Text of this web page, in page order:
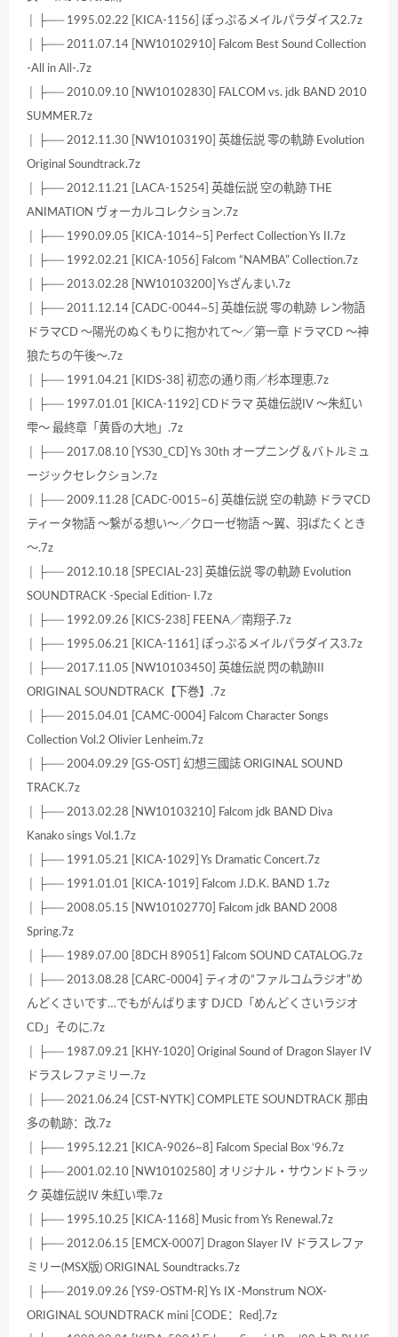
│ ├── 1995.02.22 [KICA-1156] ぽっぷるメイルパラダイス2.7z
│ ├── 2011.07.14 [NW10102910] Falcom Best Sound Collection
-All in All-.7z
│ ├── 2010.09.10 [NW10102830] FALCOM vs. jdk BAND 2010
SUMMER.7z
│ ├── 2012.11.30 [NW10103190] 英雄伝説 零の軌跡 Evolution
Original Soundtrack.7z
│ ├── 2012.11.21 [LACA-15254] 英雄伝説 空の軌跡 THE
ANIMATION ヴォーカルコレクション.7z
│ ├── 1990.09.05 [KICA-1014~5] Perfect Collection Ys II.7z
│ ├── 1992.02.21 [KICA-1056] Falcom “NAMBA” Collection.7z
│ ├── 2013.02.28 [NW10103200] Ysざんまい.7z
│ ├── 2011.12.14 [CADC-0044~5] 英雄伝説 零の軌跡 レン物語
ドラマCD ～陽光のぬくもりに抱かれて～／第一章 ドラマCD ～神
狼たちの午後～.7z
│ ├── 1991.04.21 [KIDS-38] 初恋の通り雨／杉本理恵.7z
│ ├── 1997.01.01 [KICA-1192] CDドラマ 英雄伝説IV ～朱紅い
雫～ 最終章「黄昏の大地」.7z
│ ├── 2017.08.10 [YS30_CD] Ys 30th オープニング＆バトルミュ
ージックセレクション.7z
│ ├── 2009.11.28 [CADC-0015~6] 英雄伝説 空の軌跡 ドラマCD
ティータ物語 ～繋がる想い～／クローゼ物語 ～翼、羽ばたくとき
～.7z
│ ├── 2012.10.18 [SPECIAL-23] 英雄伝説 零の軌跡 Evolution
SOUNDTRACK -Special Edition- I.7z
│ ├── 1992.09.26 [KICS-238] FEENA／南翔子.7z
│ ├── 1995.06.21 [KICA-1161] ぽっぷるメイルパラダイス3.7z
│ ├── 2017.11.05 [NW10103450] 英雄伝説 閃の軌跡III
ORIGINAL SOUNDTRACK【下巻】.7z
│ ├── 2015.04.01 [CAMC-0004] Falcom Character Songs
Collection Vol.2 Olivier Lenheim.7z
│ ├── 2004.09.29 [GS-OST] 幻想三國誌 ORIGINAL SOUND
TRACK.7z
│ ├── 2013.02.28 [NW10103210] Falcom jdk BAND Diva
Kanako sings Vol.1.7z
│ ├── 1991.05.21 [KICA-1029] Ys Dramatic Concert.7z
│ ├── 1991.01.01 [KICA-1019] Falcom J.D.K. BAND 1.7z
│ ├── 2008.05.15 [NW10102770] Falcom jdk BAND 2008
Spring.7z
│ ├── 1989.07.00 [8DCH 89051] Falcom SOUND CATALOG.7z
│ ├── 2013.08.28 [CARC-0004] ティオの“ファルコムラジオ”め
んどくさいです…でもがんばります DJCD「めんどくさいラジオ
CD」そのに.7z
│ ├── 1987.09.21 [KHY-1020] Original Sound of Dragon Slayer IV
ドラスレファミリー.7z
│ ├── 2021.06.24 [CST-NYTK] COMPLETE SOUNDTRACK 那由
多の軌跡：改.7z
│ ├── 1995.12.21 [KICA-9026~8] Falcom Special Box ‘96.7z
│ ├── 2001.02.10 [NW10102580] オリジナル・サウンドトラッ
ク 英雄伝説Ⅳ 朱紅い雫.7z
│ ├── 1995.10.25 [KICA-1168] Music from Ys Renewal.7z
│ ├── 2012.06.15 [EMCX-0007] Dragon Slayer IV ドラスレファ
ミリー(MSX版) ORIGINAL Soundtracks.7z
│ ├── 2019.09.26 [YS9-OSTM-R] Ys IX -Monstrum NOX-
ORIGINAL SOUNDTRACK mini [CODE：Red].7z